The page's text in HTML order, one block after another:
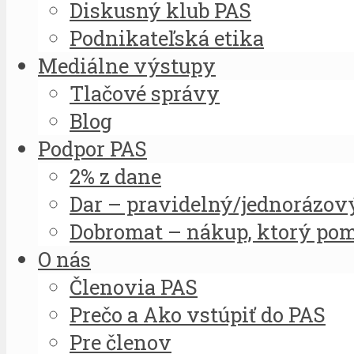
Diskusný klub PAS
Podnikateľská etika
Mediálne výstupy
Tlačové správy
Blog
Podpor PAS
2% z dane
Dar – pravidelný/
Dobromat – nákup, ktorý
O nás
Členovia PAS
Prečo a Ako vstúpiť do PAS
Pre členov